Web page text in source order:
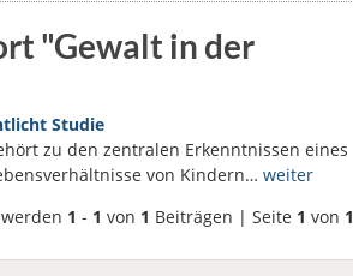
"Gewalt in der
Studie
zu den zentralen Erkenntnissen eines
von Kindern… weiter
1 - 1 von 1 Beiträgen | Seite 1 von 1